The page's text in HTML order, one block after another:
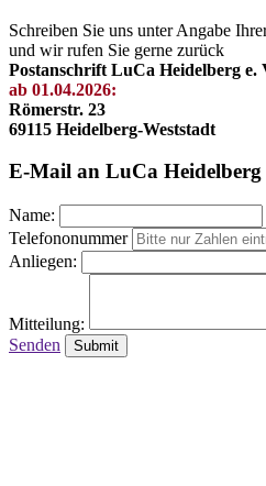
Schreiben Sie uns unter Angabe
und wir rufen Sie gerne zurück
Postanschrift LuCa Heidelberg e.
ab 01.04.2026:
Römerstr. 23
69115 Heidelberg-Weststadt
E-Mail an LuCa Heidelberg
Name:
Telefononummer
Anliegen:
Mitteilung:
Senden